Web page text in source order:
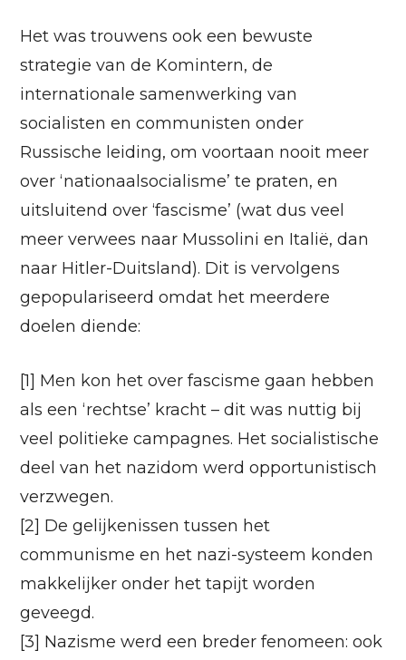
Het was trouwens ook een bewuste
strategie van de Komintern, de
internationale samenwerking van
socialisten en communisten onder
Russische leiding, om voortaan nooit meer
over ‘nationaalsocialisme’ te praten, en
uitsluitend over ‘fascisme’ (wat dus veel
meer verwees naar Mussolini en Italië, dan
naar Hitler-Duitsland). Dit is vervolgens
gepopulariseerd omdat het meerdere
doelen diende:
[1] Men kon het over fascisme gaan hebben
als een ‘rechtse’ kracht – dit was nuttig bij
veel politieke campagnes. Het socialistische
deel van het nazidom werd opportunistisch
verzwegen.
[2] De gelijkenissen tussen het
communisme en het nazi-systeem konden
makkelijker onder het tapijt worden
geveegd.
[3] Nazisme werd een breder fenomeen: ook